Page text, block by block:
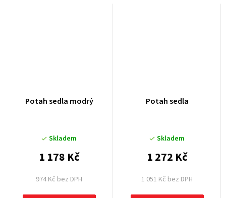
Potah sedla modrý
Skladem
974 Kč bez DPH
1 178 Kč
Potah sedla
Skladem
1 051 Kč bez DPH
1 272 Kč